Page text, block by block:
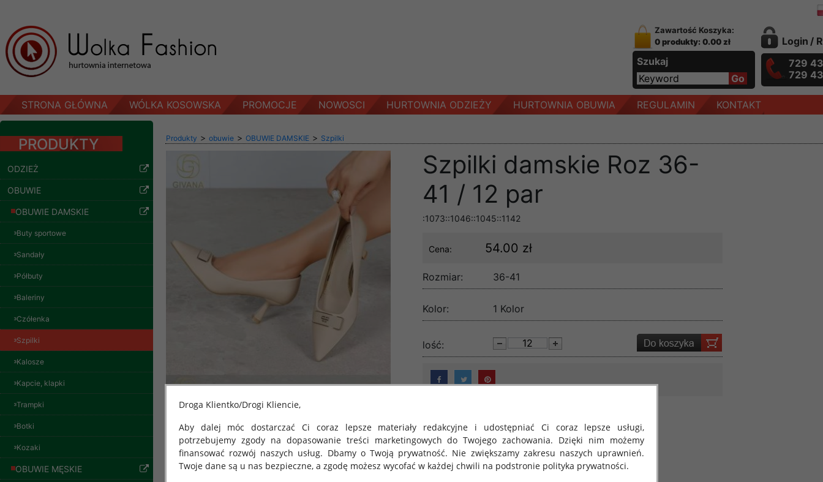
Zawartość Koszyka:
0 produkty: 0.00 zł
Szukaj
Login /
729
729
STRONA GŁÓWNA WÓLKA KOSOWSKA PROMOCJE NOWOSCI HURTOWNIA ODZIEŻY HURTOWNIA OBUWIA REGULAMIN KONTAKT
PRODUKTY
ODZIEŻ
OBUWIE
OBUWIE DAMSKIE
Buty sportowe
Sandały
Półbuty
Baleriny
Czółenka
Szpilki
Kalosze
Kapcie, klapki
Trampki
Botki
Kozaki
OBUWIE MĘSKIE
Spodnie damskie
jeansy Roz 29-36, 1
Kolor Paczka 10 szt
57.00 zł
Produkty > obuwie > OBUWIE DAMSKIE > Szpilki
Szpilki damskie Roz 36-
41 / 12 par
:1073::1046::1045::1142
Cena: 54.00 zł
Rozmiar: 36-41
Kolor: 1 Kolor
lość:
Droga Klientko/Drogi Kliencie,
Aby dalej móc dostarczać Ci coraz lepsze materiały redakcyjne i udostępniać Ci coraz lepsze usługi,
potrzebujemy zgody na dopasowanie treści marketingowych do Twojego zachowania. Dzięki nim możemy
finansować rozwój naszych usług. Dbamy o Twoją prywatność. Nie zwiększamy zakresu naszych uprawnień.
Twoje dane są u nas bezpieczne, a zgodę możesz wycofać w każdej chwili na podstronie polityka prywatności.